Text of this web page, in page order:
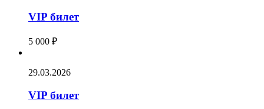
VIP билет
5 000 ₽
29.03.2026
VIP билет